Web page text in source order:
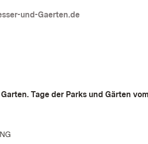
und-Gaerten.de
Tage der Parks und Gärten